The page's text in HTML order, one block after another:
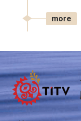
more